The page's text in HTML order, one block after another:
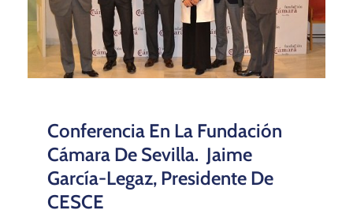
Conferencia En La Fundación
Cámara De Sevilla. Jaime
García-Legaz, Presidente De
CESCE